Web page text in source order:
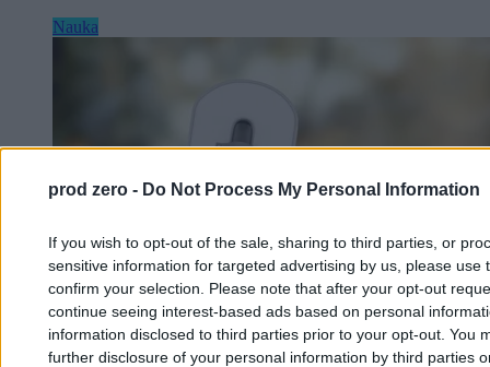
prod zero - Do Not Process My Personal Information
If you wish to opt-out of the sale, sharing to third parties, or
sensitive information for targeted advertising by us, please use
confirm your selection. Please note that after your opt-out
continue seeing interest-based ads based on personal
information disclosed to third parties prior to your opt-out. You
further disclosure of your personal information by third parties
Nauka